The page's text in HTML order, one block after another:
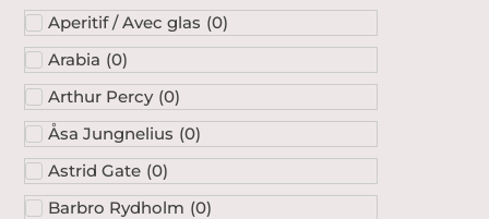
Aperitif / Avec glas (0)
Arabia (0)
Arthur Percy (0)
Åsa Jungnelius (0)
Astrid Gate (0)
Barbro Rydholm (0)